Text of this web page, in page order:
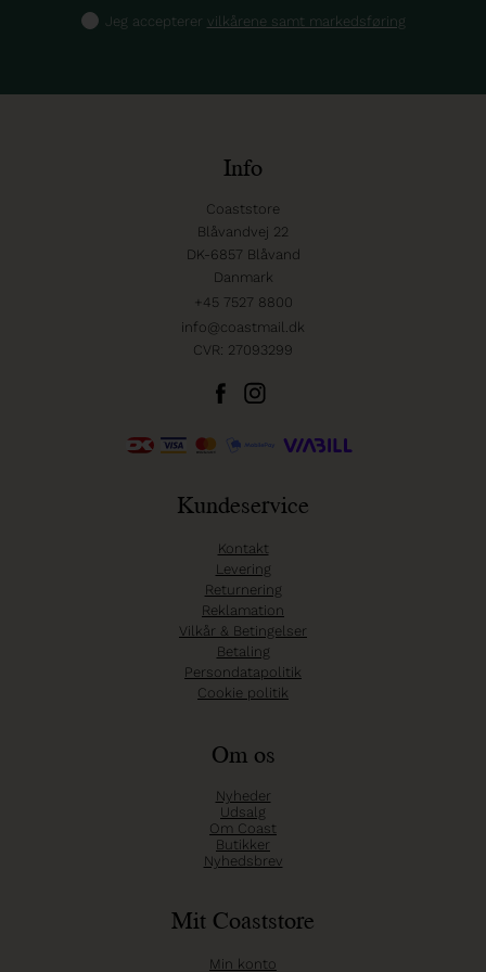
Jeg accepterer vilkårene samt markedsføring
Info
Coaststore
Blåvandvej 22
DK-6857 Blåvand
Danmark
+45 7527 8800
info@coastmail.dk
CVR: 27093299
Kundeservice
Kontakt
Levering
Returnering
Reklamation
Vilkår & Betingelser
Betaling
Persondatapolitik
Cookie politik
Om os
Nyheder
Udsalg
Om Coast
Butikker
Nyhedsbrev
Mit Coaststore
Min konto